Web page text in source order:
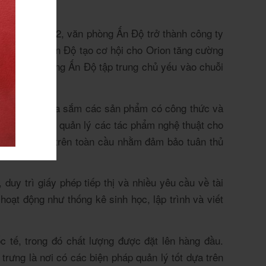
4 năm 2012, văn phòng Ấn Độ trở thành công ty
hiện diện ở Ấn Độ tạo cơ hội cho Orion tăng cường
Văn phòng Ấn Độ tập trung chủ yếu vào chuỗi
tham gia mua sắm các sản phẩm có công thức và
việc tạo và quản lý các tác phẩm nghệ thuật cho
chúng tôi trên toàn cầu nhằm đảm bảo tuân thủ
trì giấy phép tiếp thị và nhiều yêu cầu về tài
động như thống kê sinh học, lập trình và viết
tế, trong đó chất lượng được đặt lên hàng đầu.
là nơi có các biện pháp quản lý tốt dựa trên